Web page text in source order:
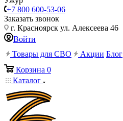
+7 800 600-53-06
Заказать звонок
г. Красноярск ул. Алексеева 46
Войти
Товары для СВО
Акции Блог
Корзина 0
Каталог